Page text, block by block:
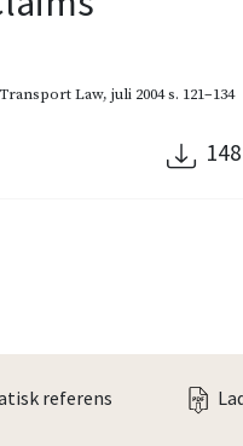
Law,juli 2004s. 121–134
148
referens